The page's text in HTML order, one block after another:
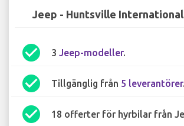
Jeep - Huntsville
check_circle 3 Jeep-modeller.
check_circle Tillgänglig från 5 leverantörer.
check_circle 18 offerter för hyrbilar från